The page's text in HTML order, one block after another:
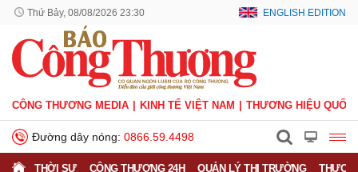
Thứ Bảy, 08/08/2026 23:30 ENGLISH EDITION
CÔNG THƯƠNG MEDIA KINH TẾ VIỆT NAM THƯƠNG HIỆU QUỐC
Đường dây nóng: 0866.59.4498
THỜI SỰ CÔNG THƯƠNG 24H QUẢN LÝ THỊ TRƯỜNG